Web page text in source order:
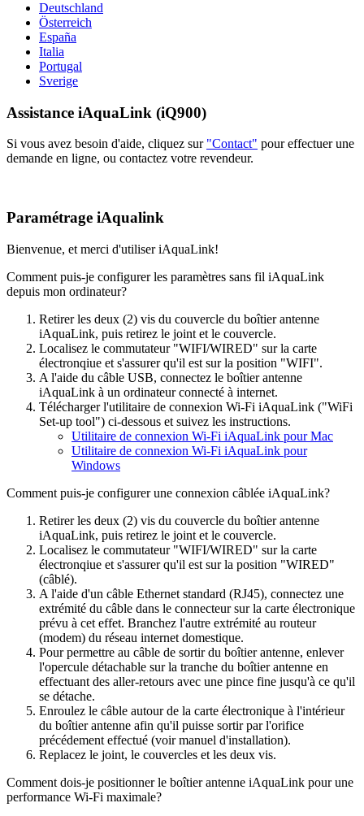
Deutschland
Österreich
España
Italia
Portugal
Sverige
Assistance iAquaLink (iQ900)
Si vous avez besoin d'aide, cliquez sur "Contact" pour effectuer une
demande en ligne, ou contactez votre revendeur.
Paramétrage iAqualink
Bienvenue, et merci d'utiliser iAquaLink!
Comment puis-je configurer les paramètres sans fil iAquaLink
depuis mon ordinateur?
Retirer les deux (2) vis du couvercle du boîtier antenne
iAquaLink, puis retirez le joint et le couvercle.
Localisez le commutateur "WIFI/WIRED" sur la carte
électronqiue et s'assurer qu'il est sur la position "WIFI".
A l'aide du câble USB, connectez le boîtier antenne
iAquaLink à un ordinateur connecté à internet.
Télécharger l'utilitaire de connexion Wi-Fi iAquaLink ("WiFi
Set-up tool") ci-dessous et suivez les instructions.
Utilitaire de connexion Wi-Fi iAquaLink pour Mac
Utilitaire de connexion Wi-Fi iAquaLink pour
Windows
Comment puis-je configurer une connexion câblée iAquaLink?
Retirer les deux (2) vis du couvercle du boîtier antenne
iAquaLink, puis retirez le joint et le couvercle.
Localisez le commutateur "WIFI/WIRED" sur la carte
électronqiue et s'assurer qu'il est sur la position "WIRED"
(câblé).
A l'aide d'un câble Ethernet standard (RJ45), connectez une
extrémité du câble dans le connecteur sur la carte électronique
prévu à cet effet. Branchez l'autre extrémité au routeur
(modem) du réseau internet domestique.
Pour permettre au câble de sortir du boîtier antenne, enlever
l'opercule détachable sur la tranche du boîtier antenne en
effectuant des aller-retours avec une pince fine jusqu'à ce qu'il
se détache.
Enroulez le câble autour de la carte électronique à l'intérieur
du boîtier antenne afin qu'il puisse sortir par l'orifice
précédement effectué (voir manuel d'installation).
Replacez le joint, le couvercles et les deux vis.
Comment dois-je positionner le boîtier antenne iAquaLink pour une
performance Wi-Fi maximale?